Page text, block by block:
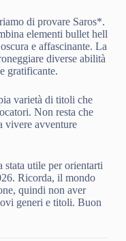
di provare Saros*.
elementi bullet hell
e affascinante. La
diverse abilità
gratificante.
varietà di titoli che
Non resta che
vivere avventure
stata utile per orientarti
Ricorda, il mondo
quindi non aver
generi e titoli. Buon